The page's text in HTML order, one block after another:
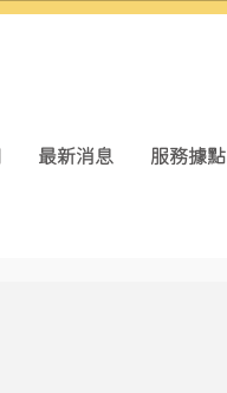
最新消息 服務據點